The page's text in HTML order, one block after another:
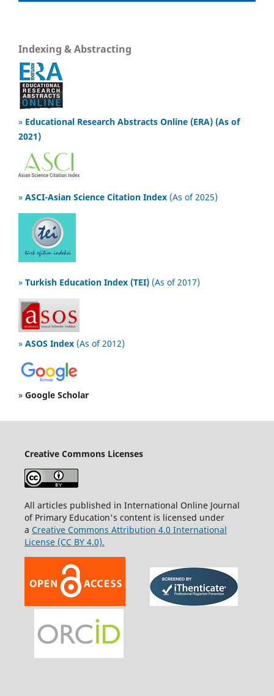
Indexing & Abstracting
» Educational Research Abstracts Online (ERA) (As of
2021)
» ASCI-Asian Science Citation Index (As of 2025)
» Turkish Education Index (TEI) (As of 2017)
» ASOS Index (As of 2012)
» Google Scholar
Creative Commons Licenses
All articles published in International Online Journal
of Primary Education's content is licensed under
a Creative Commons Attribution 4.0 International
License (CC BY 4.0).